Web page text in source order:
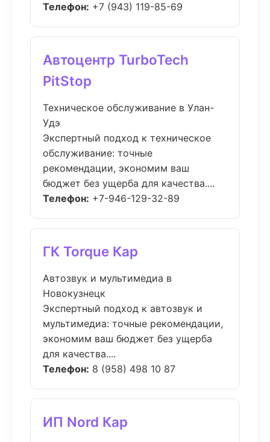
Телефон: +7 (943) 119-85-69
Автоцентр TurboTech
PitStop
Техническое обслуживание в Улан-
Удэ
Экспертный подход к техническое
обслуживание: точные
рекомендации, экономим ваш
бюджет без ущерба для качества....
Телефон: +7-946-129-32-89
ГК Torque Кар
Автозвук и мультимедиа в
Новокузнецк
Экспертный подход к автозвук и
мультимедиа: точные рекомендации,
экономим ваш бюджет без ущерба
для качества....
Телефон: 8 (958) 498 10 87
ИП Nord Кар